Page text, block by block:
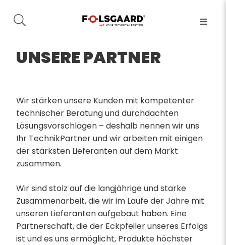
UNSERE PARTNER
Wir stärken unsere Kunden mit kompetenter
technischer Beratung und durchdachten
Lösungsvorschlägen – deshalb nennen wir uns
Ihr TechnikPartner und wir arbeiten mit einigen
der stärksten Lieferanten auf dem Markt
zusammen.
Wir sind stolz auf die langjährige und starke
Zusammenarbeit, die wir im Laufe der Jahre mit
unseren Lieferanten aufgebaut haben. Eine
Partnerschaft, die der Eckpfeiler unseres Erfolgs
ist und es uns ermöglicht, Produkte höchster